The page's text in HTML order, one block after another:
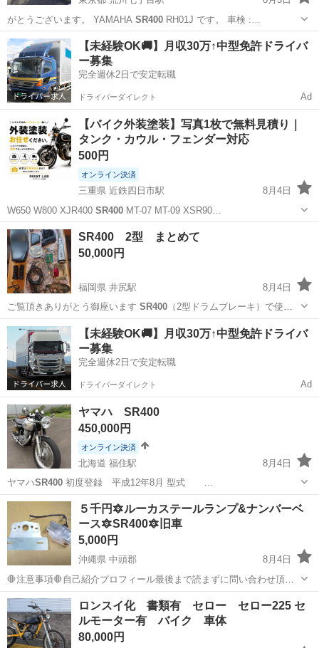
がとうございます。 YAMAHA SR400 RH01J です。 車検 :…
東京 足立区 荒川七丁目駅 ヤマハ SR400
【未経験OK🚚】月収30万↑中型免許ドライバ
ー募集
完全週休2日で安定転職
ドライバーダイレクト Ad
【バイク外装塗装】写真1枚で無料見積り｜
タンク・カウル・フェンダー対応
500円
オンライン決済
三重県 近鉄四日市駅
8月4日
W650 W800 XJR400 SR400MT-07 MT-09 XSR90…
三重 いなべ市 近鉄四日市駅 その他
SR400 2型 まとめて
50,000円
福岡県 井尻駅
8月4日
ご覧頂きありがとう御座います SR400（2型ドラムブレーキ）で使用
していた…
福岡 福岡市 井尻駅 その他
【未経験OK🚚】月収30万↑中型免許ドライバ
ー募集
完全週休2日で安定転職
ドライバーダイレクト Ad
ヤマハ SR400
450,000円
オンライン決済
北海道 福住駅
8月4日
ヤマハSR400初度登録 平成12年8月 型式 …
北海道 札幌市 福住駅 ヤマハ
５千円🔯ルーカステールランプ&ナンバーベ
ース🔯SR400🔯旧車
5,000円
沖縄県 中頭郡
8月4日
🛑注意事項🛑自己紹介プロフィール最後まで読まずに問い合わせ頂い
た場合評価悪いを付ける場合がありますのでご注意ください。古い物
で錆びキズなど有りますので現物確認して決めてください。
沖縄 中頭郡 その他 部品取り
ロンスイ化 書類有 セロー セロー225 セ
ルモーター有 バイク 車体
80,000円